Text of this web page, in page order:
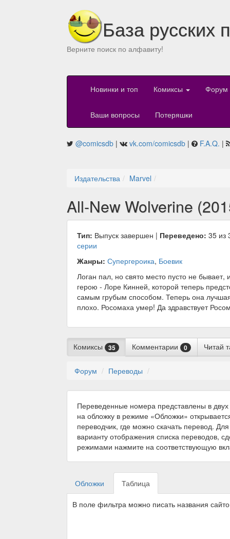
База русских
Верните поиск по алфавиту!
Новинки и топ Комиксы Форум
Ваши вопросы Потеряшки
@comicsdb | vk.com/comicsdb | F.A.Q. |
Издательства Marvel
All-New Wolverine
Тип: Выпуск завершен | Переведено: 35 из
серии
Жанры: Супергероика, Боевик
Логан пал, но свято место пусто не
герою - Лоре Кинней, которой теперь
самым грубым способом. Теперь она
плохо. Росомаха умер! Да здравствует
Комиксы 35 Комментарии 0 Читай
Форум Переводы
Переведенные номера представлены в
на обложку в режиме «Обложки»
переводчик, где можно скачать перевод.
варианту отображения списка переводов,
режимами нажмите на соответствующую
Обложки Таблица
В поле фильтра можно писать названия